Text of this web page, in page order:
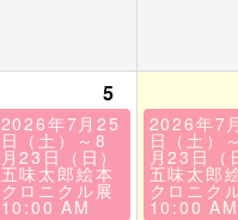
5
2026年7月25
日（土）～8
月23日（日）
五味太郎絵本
クロニクル展
10:00 AM
2026年7
日（土）
月23日（
五味太郎
クロニク
10:00